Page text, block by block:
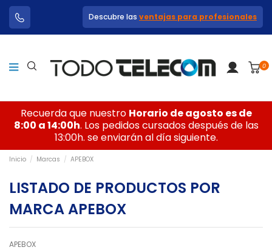
Descubre las ventajas para profesionales
0
Recuerda que nuestro Horario de agosto es de
8:00 a 14:00h. Los pedidos cursados después de las
13:00h. se enviarán al día siguiente.
Inicio Marcas APEBOX
LISTADO DE PRODUCTOS POR
MARCA APEBOX
APEBOX